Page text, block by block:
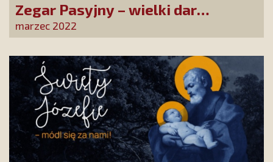
Zegar Pasyjny – wielki dar
przeżywania Męki Pańskiej
marzec 2022